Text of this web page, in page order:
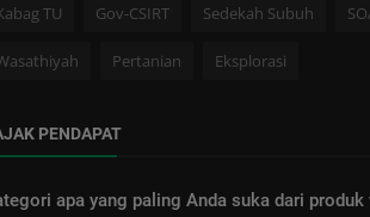
TU Gov-CSIRT Sedekah Subuh
Pertanian Eksplorasi
PENDAPAT
apa yang paling Anda suka dari produk